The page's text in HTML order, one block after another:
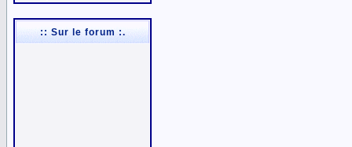
:: Sur le forum :.